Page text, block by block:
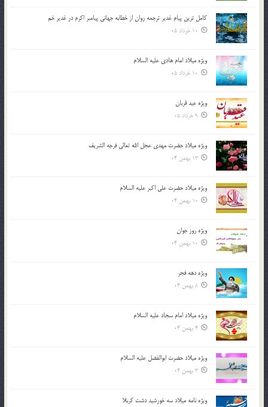
کامل ترین پیام غدیر ترجمه روان از خطابه جهانی پیامبر اکرم در غدیر خم
10 خرداد 05
ویژه میلاد امام هادی علیه السلام
10 خرداد 05
ویژه عید قربان
9 خرداد 05
ویژه میلاد حضرت مهدی عجل الله تعالی فرجه الشريف
13 بهمن 04
ویژه میلاد حضرت علی اکبر علیه السلام
10 بهمن 04
ویژه روز جوان
10 بهمن 04
ویژه دهه فجر
8 بهمن 04
ویژه میلاد امام سجاد علیه السلام
4 بهمن 04
ویژه میلاد حضرت ابوالفضل علیه السلام
3 بهمن 04
ویژه نامه میلاد سه خورشید دشت کربلا